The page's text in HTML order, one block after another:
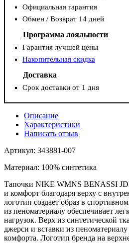
Официальная гарантия
Обмен / Возврат 14 дней
Программа лояльности
Гарантия лучшей цены
Накопительная скидка
Доставка
Срок доставки от 1 дня
Описание
Характеристики
Написать отзыв
Артикул: 343881-007
Материал: 100% синтетика
Тапочки NIKE WMNS BENASSI
и комфорт благодаря верху с
логотип создает образ в
из пеноматериалу обеспечивает
нагрузок. Верх из синтетической
джерси и вставки из
комфорта. Логотип бренда на